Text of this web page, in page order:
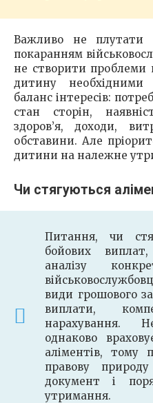
Важливо не плутати
покаранням
не створити проблеми
дитину
баланс інтересів:
стан сторін,
здоров’я, доходи,
обставини. Але
дитини на належне
Чи стягуються
Питання, чи
бойових
аналізу
види грошового
виплати,
нарахування.
однаково
аліментів, тому
правову
документ і
утримання.